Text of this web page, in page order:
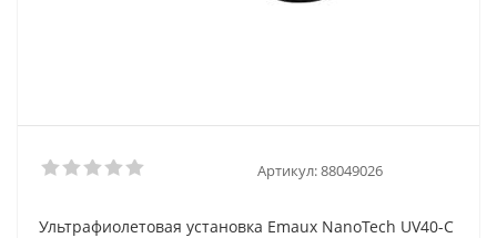
Артикул:88049026
Ультрафиолетовая установка Emaux NanoTech UV40-C